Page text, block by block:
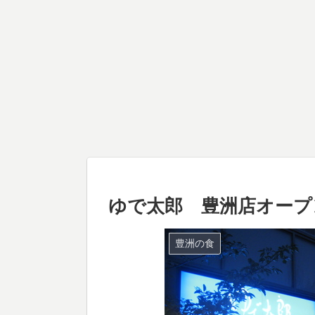
ゆで太郎 豊洲店オー
豊洲の食